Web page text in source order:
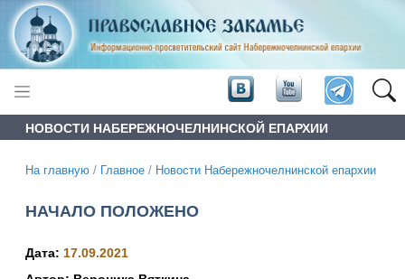
НОВОСТИ НАБЕРЕЖНОЧЕЛНИНСКОЙ ЕПАРХИИ
На главную / Главное / Новости Набережночелнинской епархии
НАЧАЛО ПОЛОЖЕНО
Дата: 17.09.2021